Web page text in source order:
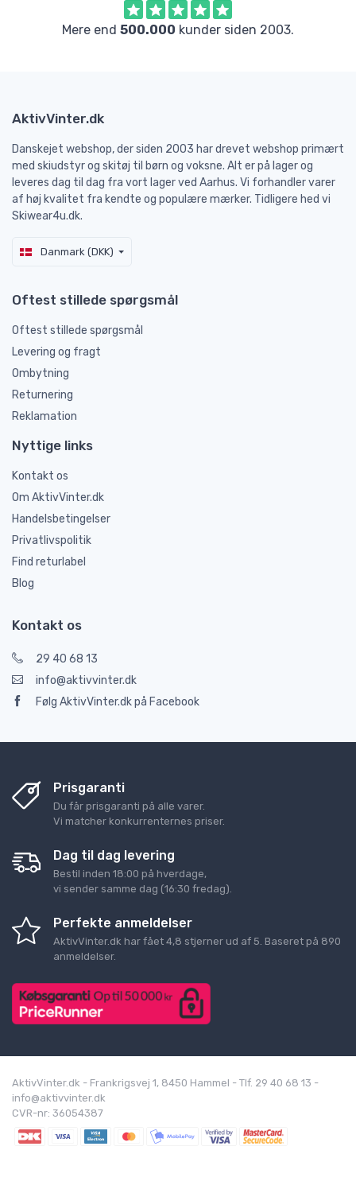
Mere end 500.000 kunder siden 2003.
AktivVinter.dk
Danskejet webshop, der siden 2003 har drevet webshop primært
med skiudstyr og skitøj til børn og voksne. Alt er på lager og
leveres dag til dag fra vort lager ved Aarhus. Vi forhandler varer
af høj kvalitet fra kendte og populære mærker. Tidligere hed vi
Skiwear4u.dk.
Danmark (DKK)
Oftest stillede spørgsmål
Oftest stillede spørgsmål
Levering og fragt
Ombytning
Returnering
Reklamation
Nyttige links
Kontakt os
Om AktivVinter.dk
Handelsbetingelser
Privatlivspolitik
Find returlabel
Blog
Kontakt os
29 40 68 13
info@aktivvinter.dk
Følg AktivVinter.dk på Facebook
Prisgaranti
Du får prisgaranti på alle varer.
Vi matcher konkurrenternes priser.
Dag til dag levering
Bestil inden 18:00 på hverdage,
vi sender samme dag (16:30 fredag).
Perfekte anmeldelser
AktivVinter.dk har fået 4,8 stjerner ud af 5 . Baseret på 890
anmeldelser.
AktivVinter.dk - Frankrigsvej 1, 8450 Hammel - Tlf. 29 40 68 13 -
info@aktivvinter.dk
CVR-nr: 36054387